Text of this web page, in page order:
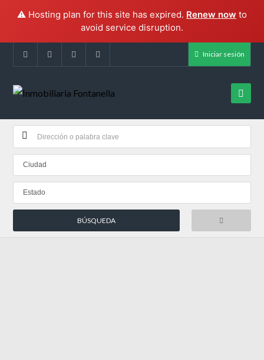
⚠️ Hosting plan for this site has expired. Renew now to
avoid service disruption.
Iniciar sesión
Ciudad
Estado